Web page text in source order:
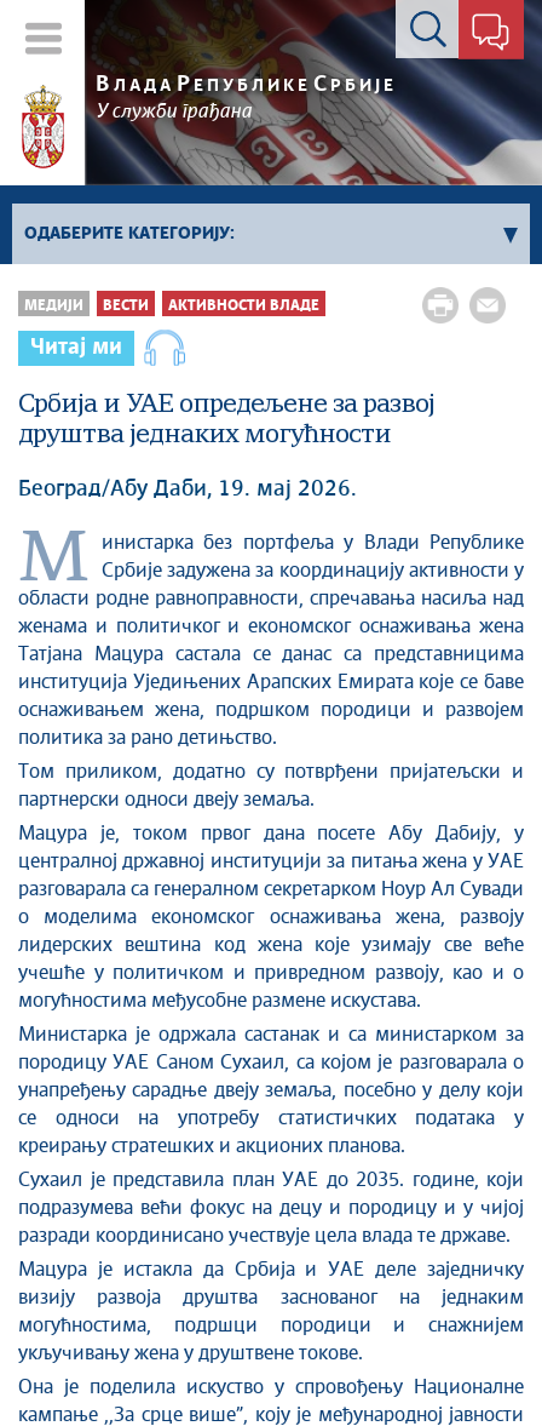
Контакт форма
В ЛАДА РЕПУБЛИКЕ СРБИЈЕ
У служби грађана
ОДАБЕРИТЕ КАТЕГОРИЈУ:
Влада Србије
Активности премијера
Активности потпредседника
Активности Владе
Косово и Метохија
Политика
Стоп корупцији
Култура и вера
Спорт
Конференције за новинаре
Интервјуи
Линкови
Издвојене теме
COVID-19 - архива
МЕДИЈИ ВЕСТИ АКТИВНОСТИ ВЛАДЕ
Читај ми
Србија и УАЕ опредељене за развој
друштва једнаких могућности
Београд/Абу Даби, 19. мај 2026.
М инистарка без портфељау Влади Републике
Србијезадужена за координацију активности у
области родне равноправности, спречавања насиља над
женама и политичког и економског оснаживања жена
Татјана Мацурасастала се данасса представницима
институција Уједињених Арапских Емирата које се баве
оснаживањем жена, подршком породици и развојем
политика за рано детињство.
Том приликом, додатносупотврђени пријатељски и
партнерски односи двеју земаља.
Мацура је, током првог дана посете Абу Дабију
у
централној државној институцији за питања жена у УАЕ
разговарала са генералном секретарком Ноур Ал Сувади
о моделима економског оснаживања жена, развоју
лидерских вештина код жена које узимају све веће
учешће у политичком и привредном развоју, као и о
могућностима међусобне размене искустава.
Министарка је одржала састанак и са министарком за
породицу УАЕ Саном Сухаил
са којом је разговарала о
унапређењу сарадње двејуземаља , посебно у делу који
се односи на употребу статистичких података у
креирању стратешких и акционих планова.
Сухаил је представила план УАЕ до 2035. године,
који
подразумева већи фокус на децу и породицу и у чијој
разради координисано учествује цела влада те државе.
Мацура је истакла да Србија и УАЕ деле заједничку
визију развоја друштва заснованог на једнаким
могућностима, подршци породици и снажнијем
укључивању жена у друштвене токове.
Она је поделила искуство у спровођењу Националне
кампање ,,За срце више”
коју је међународној јавности